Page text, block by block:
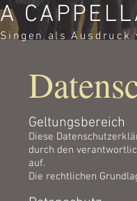
A
Singen als Ausdruck
Geltungsbereich
Diese
durch den
auf.
Die rechtlichen